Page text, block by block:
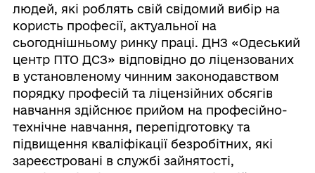
людей, які роблять свій свідомий вибір на
користь професії, актуальної на
сьогоднішньому ринку праці. ДНЗ «Одеський
центр ПТО ДСЗ» відповідно до ліцензованих
в установленому чинним законодавством
порядку професій та ліцензійних обсягів
навчання здійснює прийом на професійно-
технічне навчання, перепідготовку та
підвищення кваліфікації безробітних, які
зареєстровані в службі зайнятості,